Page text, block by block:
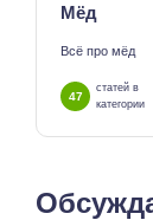
Мёд
Всё про мёд
47
статей в
категории